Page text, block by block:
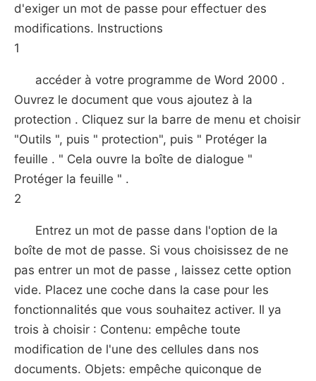
d'exiger un mot de passe pour effectuer des
modifications. Instructions
1
accéder à votre programme de Word 2000 .
Ouvrez le document que vous ajoutez à la
protection . Cliquez sur la barre de menu et choisir
"Outils ", puis " protection", puis " Protéger la
feuille . " Cela ouvre la boîte de dialogue "
Protéger la feuille " .
2
Entrez un mot de passe dans l'option de la
boîte de mot de passe. Si vous choisissez de ne
pas entrer un mot de passe , laissez cette option
vide. Placez une coche dans la case pour les
fonctionnalités que vous souhaitez activer. Il ya
trois à choisir : Contenu: empêche toute
modification de l'une des cellules dans nos
documents. Objets: empêche quiconque de